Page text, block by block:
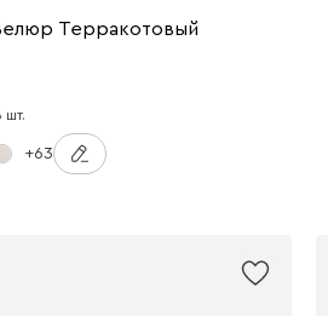
Терракотовый
шт.
+63